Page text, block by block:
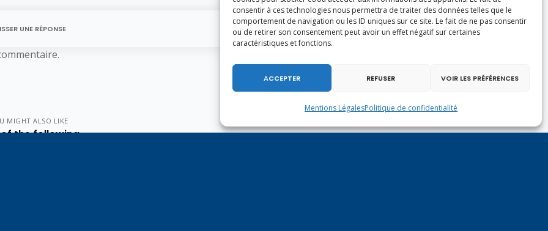
consentir à ces technologies nous permettra de traiter des données telles que le
comportement de navigation ou les ID uniques sur ce site. Le fait de ne pas consentir
ou de retirer son consentement peut avoir un effet négatif sur certaines
caractéristiques et fonctions.
ACCEPTER REFUSER VOIR LES PRÉFÉRENCES
Mentions LégalesPolitique de confidentialité
UNE RÉPONSE
MIGHT ALSO LIKE
of the following